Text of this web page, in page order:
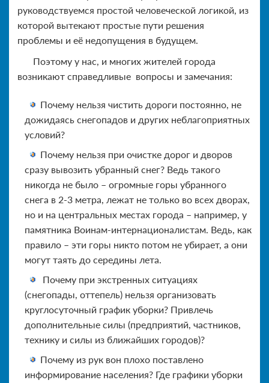
руководствуемся простой человеческой логикой, из
которой вытекают простые пути решения
проблемы и её недопущения в будущем.
Поэтому у нас, и многих жителей города
возникают справедливые вопросы и замечания:
Почему нельзя чистить дороги постоянно, не
дожидаясь снегопадов и других неблагоприятных
условий?
Почему нельзя при очистке дорог и дворов
сразу вывозить убранный снег? Ведь такого
никогда не было – огромные горы убранного
снега в 2-3 метра, лежат не только во всех дворах,
но и на центральных местах города – например, у
памятника Воинам-интернационалистам. Ведь, как
правило – эти горы никто потом не убирает, а они
могут таять до середины лета.
Почему при экстренных ситуациях
(снегопады, оттепель) нельзя организовать
круглосуточный график уборки? Привлечь
дополнительные силы (предприятий, частников,
технику и силы из ближайших городов)?
Почему из рук вон плохо поставлено
информирование населения? Где графики уборки